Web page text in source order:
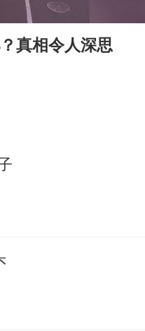
成功
实
真相令人深思